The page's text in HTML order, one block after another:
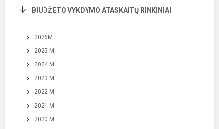
BIUDŽETO VYKDYMO ATASKAITŲ RINKINIAI
2026M.
2025 M.
2024 M.
2023 M.
2022 M.
2021 M.
2020 M.